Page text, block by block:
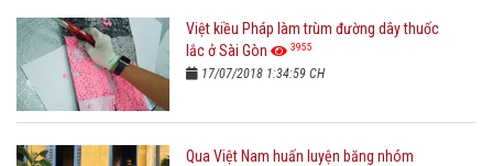
Việt kiều Pháp làm trùm đường dây thuốc
lắc ở Sài Gòn
3955
17/07/2018 1:34:59 CH
Qua Việt Nam huấn luyện băng nhóm